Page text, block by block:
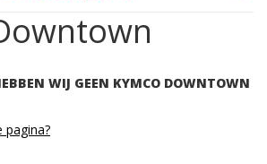
WIJ GEEN KYMCO DOWNTOWN
pagina?